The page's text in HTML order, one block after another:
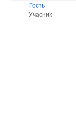
Гость
Учасник